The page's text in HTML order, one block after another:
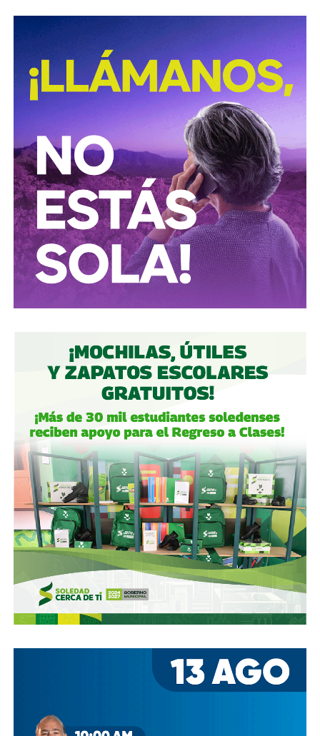
David Martínez es apodado coloquialmente como “El
Fantasma de Wall Street
”, y ha adquirido un poder
inmenso en Latinoamérica, especialmente en Argentina,
donde ha servido como negociador para la deuda nacional
y en 2017, fue considerado por Forbes como el hombre
más rico de dicho país. El regiomontano tiene un historial
documentado de tomar control de empresas en
dificultades financieras a partir de deuda: lo hizo con la
textilera CYDSA en los años 90, con la vidriera Vitro entre
2009 y 2012, y con las ya mencionadas Empresas ICA
desde 2016.
Algo similar realizó en 2020 con
del Centro Norte(OMA), el operador de, entre otros, el
Fintech compró primero acciones especiales que
garantizaban el control de la aeroportuaria y luego
concretó una oferta pública con la que en julio de 2021,
alcanzó el 30.1% de participación económica, suficiente
para mantener el control hasta que lo vendieron a la
francesa Vinci Airports en 2022 (El Economista, dic. 2020
y jul. 2021; Folleto Informativo Definitivo, Bolsa Mexicana
de Valores, may. 2021).
Si bien todos estos empresarios se han aliado en otras
ocasiones (en 2017 ganaron la licitación para construir
el ahora cancelado Aeropuerto de Texcoco),cuando
se otorgó la concesión para la administración de El
Realito, ni Slim ni Martínez ni los copresidentes de
Televisa tenían sus actuales injerencias en Aquos, por
lo que se podría decir que ésta fue heredada, y acabó
dejando el control de la presa en las manos de cuatro de
al menos tres intentos de rescindir o
modificar el contrato se han hecho sin haber
Agua abrió un expediente que no avanzó pese a 350 mil
afectados y una queja de oficio de la Comisión Estatal de